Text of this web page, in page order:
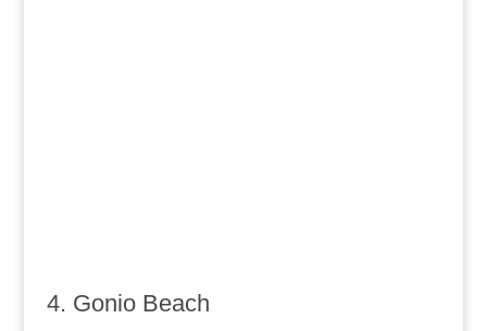
4. Gonio Beach